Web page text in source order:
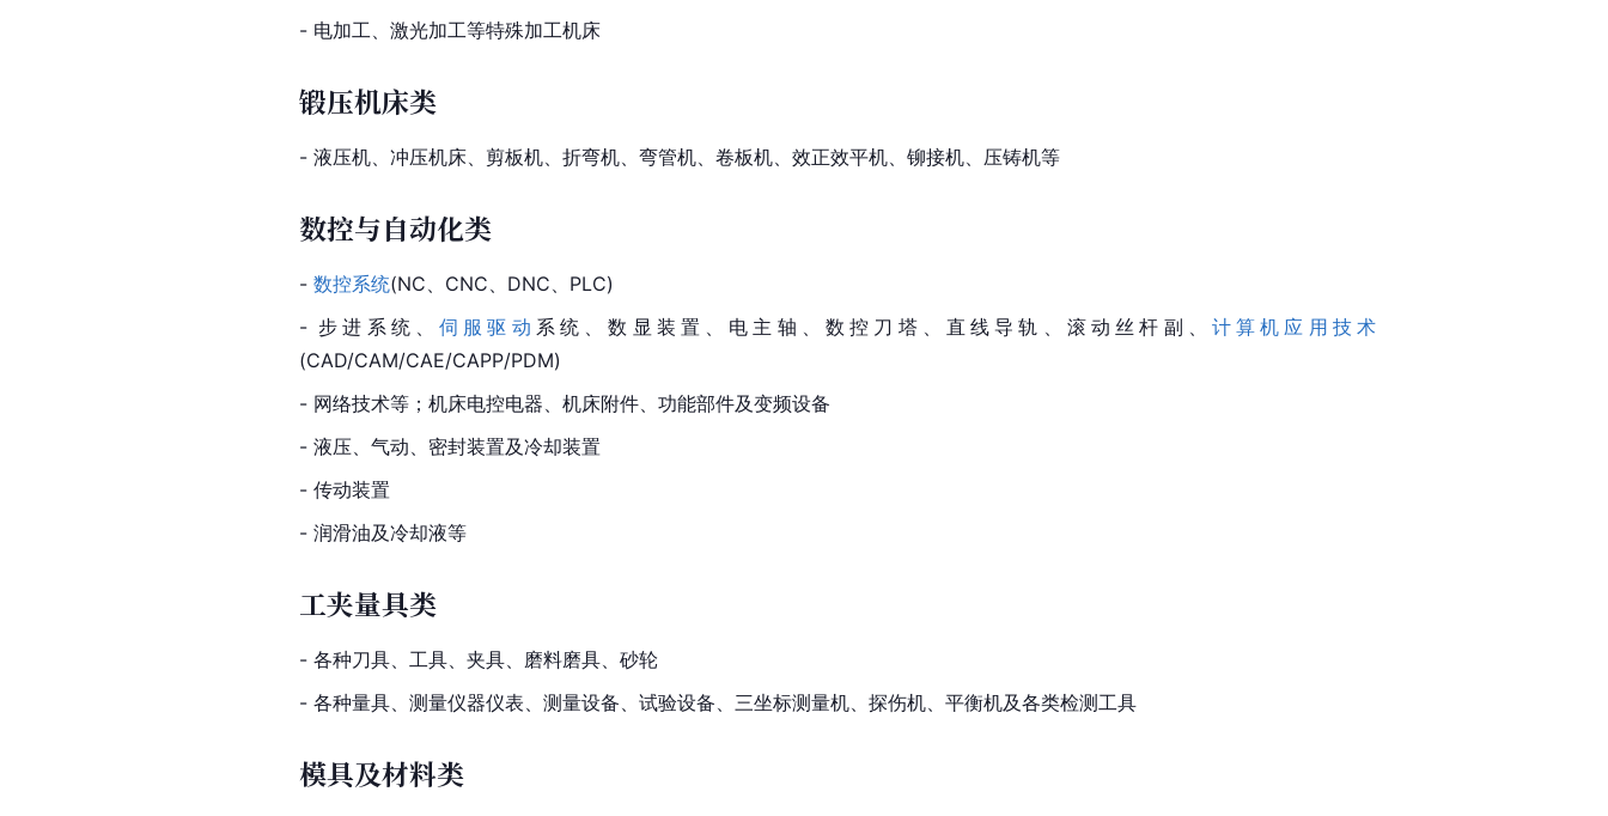
- 电加工、激光加工等特殊加工机床
锻压机床类
- 液压机、冲压机床、剪板机、折弯机、弯管机、卷板机、效正效平机、铆接机、压铸机等
数控与自动化类
- 数控系统(NC、CNC、DNC、PLC)
- 步进系统、伺服驱动 系统、数显装置、电主轴、数控刀塔、直线导轨、滚动丝杆副、 计算机应用技术
(CAD/CAM/CAE/CAPP/PDM)
- 网络技术等；机床电控电器、机床附件、功能部件及变频设备
- 液压、气动、密封装置及冷却装置
- 传动装置
- 润滑油及冷却液等
工夹量具类
- 各种刀具、工具、夹具、磨料磨具、砂轮
- 各种量具、测量仪器仪表、测量设备、试验设备、三坐标测量机、探伤机、平衡机及各类检测工具
模具及材料类